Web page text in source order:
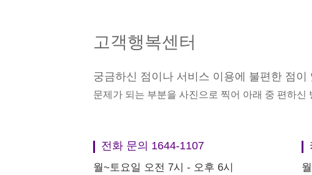
고객행복센터
궁금하신 점이나 서비스 이용에 불편한 점이
문제가 되는 부분을 사진으로 찍어 아래 중 편하
전화 문의 1644-1107
월~토요일 오전 7시 - 오후 6시